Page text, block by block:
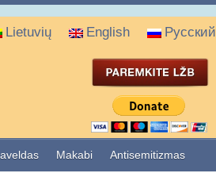
Lietuvių English Русский
Makabi Antisemitizmas